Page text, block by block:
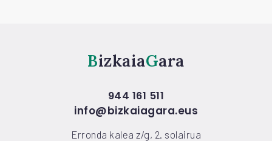
Bizkaia Gara
944 161 511
info@bizkaiagara.eus
Erronda kalea z/g, 2. solairua